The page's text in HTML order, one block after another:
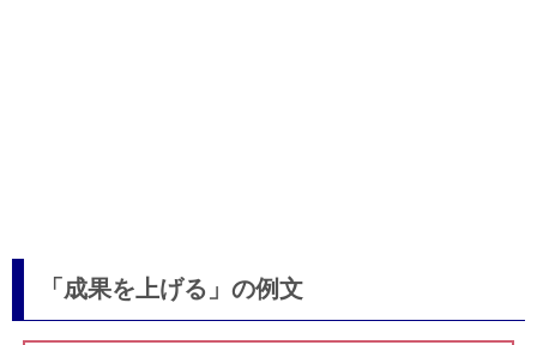
「成果を上げる」の例文